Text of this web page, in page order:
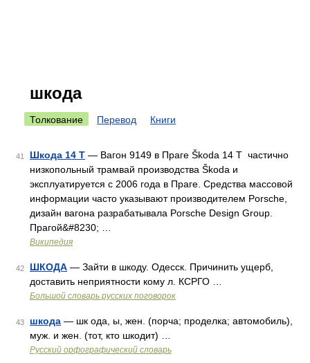
шкода
Толкование Перевод Книги
41 Шкода 14 T — Вагон 9149 в Праге Škoda 14 T частично
низкопольный трамвай производства Škoda и
эксплуатируется с 2006 года в Праге. Средства массовой
информации часто указывают производителем Porsche,
дизайн вагона разрабатывала Porsche Design Group.
Прагой&#8230; …
Википедия
42 ШКОДА — Зайти в шкоду. Одесск. Причинить ущерб,
доставить неприятности кому л. КСРГО …
Большой словарь русских поговорок
43 шкода — шк ода, ы, жен. (порча; проделка; автомобиль),
муж. и жен. (тот, кто шкодит) …
Русский орфографический словарь